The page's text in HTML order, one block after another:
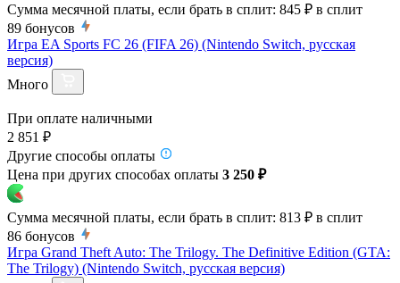
Сумма месячной платы, если брать в сплит: 845 ₽ в сплит
89 бонусов
Игра EA Sports FC 26 (FIFA 26) (Nintendo Switch, русская
версия)
Много
При оплате наличными
2 851 ₽
Другие способы оплаты
Цена при других способах оплаты 3 250 ₽
Сумма месячной платы, если брать в сплит: 813 ₽ в сплит
86 бонусов
Игра Grand Theft Auto: The Trilogy. The Definitive Edition (GTA:
The Trilogy) (Nintendo Switch, русская версия)